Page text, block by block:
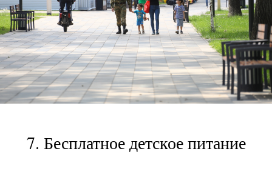
7. Бесплатное детское питание